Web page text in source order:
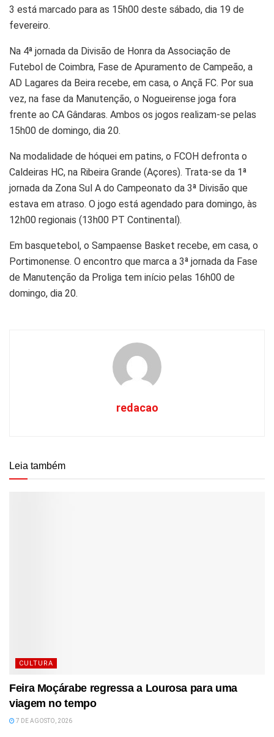
3 está marcado para as 15h00 deste sábado, dia 19 de
fevereiro.
Na 4ª jornada da Divisão de Honra da Associação de
Futebol de Coimbra, Fase de Apuramento de Campeão, a
AD Lagares da Beira recebe, em casa, o Ançã FC. Por sua
vez, na fase da Manutenção, o Nogueirense joga fora
frente ao CA Gândaras. Ambos os jogos realizam-se pelas
15h00 de domingo, dia 20.
Na modalidade de hóquei em patins, o FCOH defronta o
Caldeiras HC, na Ribeira Grande (Açores). Trata-se da 1ª
jornada da Zona Sul A do Campeonato da 3ª Divisão que
estava em atraso. O jogo está agendado para domingo, às
12h00 regionais (13h00 PT Continental).
Em basquetebol, o Sampaense Basket recebe, em casa, o
Portimonense. O encontro que marca a 3ª jornada da Fase
de Manutenção da Proliga tem início pelas 16h00 de
domingo, dia 20.
redacao
Leia também
CULTURA
Feira Moçárabe regressa a Lourosa para uma
viagem no tempo
7 DE AGOSTO, 2026